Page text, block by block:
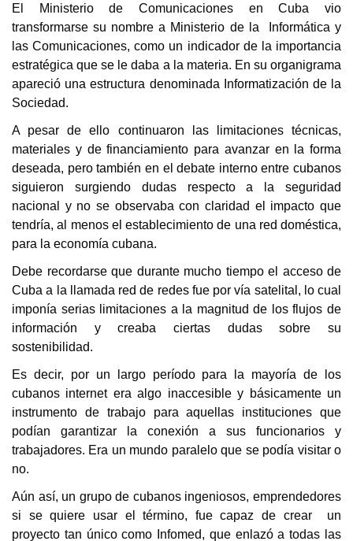
El Ministerio de Comunicaciones en Cuba vio
transformarse su nombre a Ministerio de la Informática y
las Comunicaciones, como un indicador de la importancia
estratégica que se le daba a la materia. En su organigrama
apareció una estructura denominada Informatización de la
Sociedad.
A pesar de ello continuaron las limitaciones técnicas,
materiales y de financiamiento para avanzar en la forma
deseada, pero también en el debate interno entre cubanos
siguieron surgiendo dudas respecto a la seguridad
nacional y no se observaba con claridad el impacto que
tendría, al menos el establecimiento de una red doméstica,
para la economía cubana.
Debe recordarse que durante mucho tiempo el acceso de
Cuba a la llamada red de redes fue por vía satelital, lo cual
imponía serias limitaciones a la magnitud de los flujos de
información y creaba ciertas dudas sobre su
sostenibilidad.
Es decir, por un largo período para la mayoría de los
cubanos internet era algo inaccesible y básicamente un
instrumento de trabajo para aquellas instituciones que
podían garantizar la conexión a sus funcionarios y
trabajadores. Era un mundo paralelo que se podía visitar o
no.
Aún así, un grupo de cubanos ingeniosos, emprendedores
si se quiere usar el término, fue capaz de crear un
proyecto tan único como Infomed, que enlazó a todas las